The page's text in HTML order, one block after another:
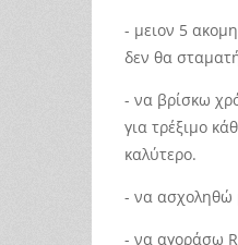
- μειον 5
δεν θα
- να βρίσκω
για τρέξιμο
καλύτερο.
- να ασχοληθώ
- να αγοράσω